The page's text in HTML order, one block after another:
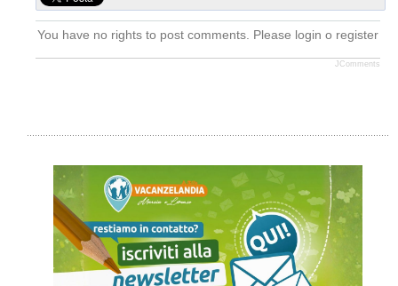
You have no rights to post comments. Please login o register
JComments